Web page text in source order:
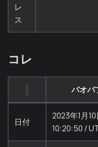
レ
ス
コレ
バオバ
日付
2023年1月10
10:20:50 /